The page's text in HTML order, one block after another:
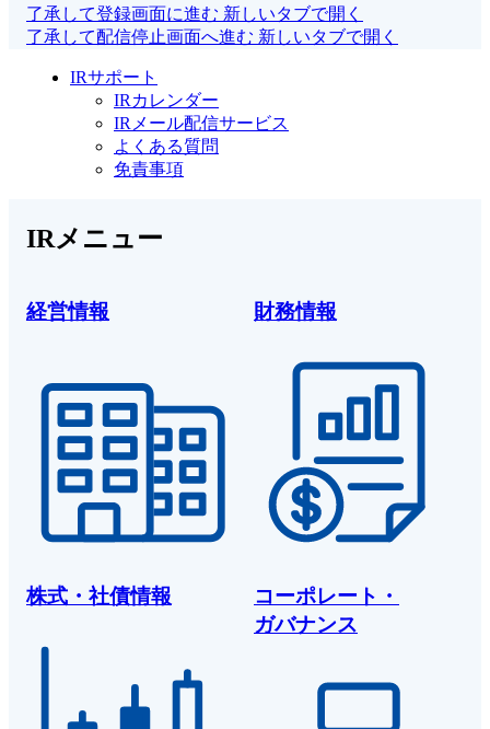
了承して登録画面に進む 新しいタブで開く
了承して配信停止画面へ進む 新しいタブで開く
IRサポート
IRカレンダー
IRメール配信サービス
よくある質問
免責事項
IRメニュー
経営情報 財務情報
株式・社債情報
コーポレート・
ガバナンス